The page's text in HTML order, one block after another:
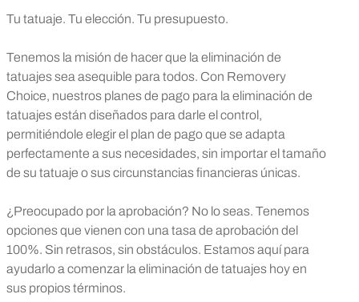
Tu tatuaje. Tu elección. Tu presupuesto.
Tenemos la misión de hacer que la eliminación de
tatuajes sea asequible para todos. Con Removery
Choice, nuestros planes de pago para la eliminación de
tatuajes están diseñados para darle el control,
permitiéndole elegir el plan de pago que se adapta
perfectamente a sus necesidades, sin importar el tamaño
de su tatuaje o sus circunstancias financieras únicas.
¿Preocupado por la aprobación? No lo seas. Tenemos
opciones que vienen con una tasa de aprobación del
100%. Sin retrasos, sin obstáculos. Estamos aquí para
ayudarlo a comenzar la eliminación de tatuajes hoy en
sus propios términos.